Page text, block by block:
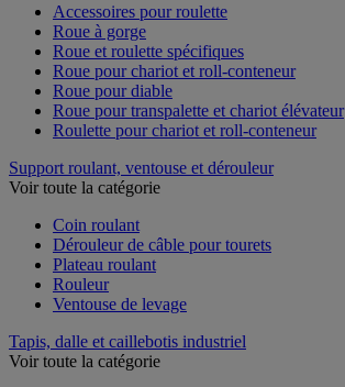
Accessoires pour roulette
Roue à gorge
Roue et roulette spécifiques
Roue pour chariot et roll-conteneur
Roue pour diable
Roue pour transpalette et chariot élévateur
Roulette pour chariot et roll-conteneur
Support roulant, ventouse et dérouleur
Voir toute la catégorie
Coin roulant
Dérouleur de câble pour tourets
Plateau roulant
Rouleur
Ventouse de levage
Tapis, dalle et caillebotis industriel
Voir toute la catégorie